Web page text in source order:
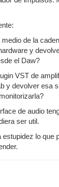
de la
y
el Daw?
VST de
y devolver esa
de audio
ser util.
estupidez lo que